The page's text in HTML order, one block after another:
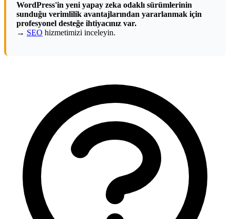
WordPress'in yeni yapay zeka odaklı sürümlerinin
sunduğu verimlilik avantajlarından yararlanmak için
profesyonel desteğe ihtiyacınız var.
→ SEO hizmetimizi inceleyin.